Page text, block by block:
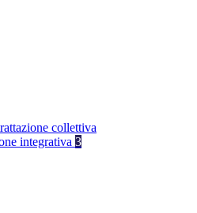
collettiva
integrativa 3